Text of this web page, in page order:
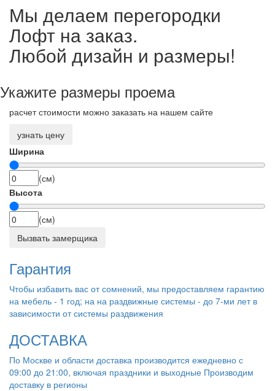
Мы делаем перегородки
Лофт на заказ.
Любой дизайн и размеры!
Укажите размеры проема
расчет стоимости можно заказать на нашем сайте
узнать цену
Ширина
(см)
Высота
(см)
Вызвать замерщика
Гарантия
Чтобы избавить вас от сомнений, мы предоставляем гарантию
на мебель - 1 год; на на раздвижные системы - до 7-ми лет в
зависимости от системы раздвижения
ДОСТАВКА
По Москве и области доставка производится ежедневно с
09:00 до 21:00, включая праздники и выходные Производим
доставку в регионы